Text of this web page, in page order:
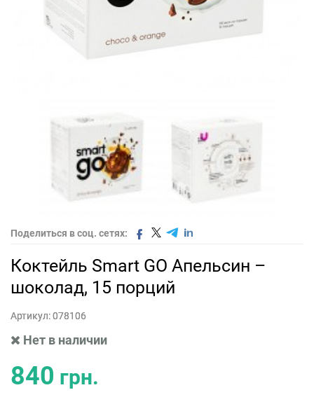
Поделиться в соц. сетях:
Коктейль Smart GO Апельсин –
шоколад, 15 порций
Артикул:078106
Нет в наличии
840 грн.